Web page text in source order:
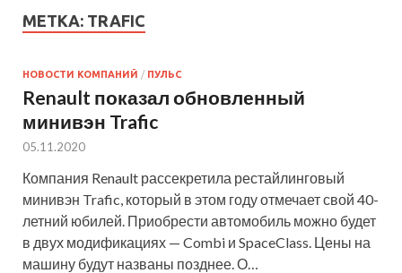
МЕТКА: TRAFIC
НОВОСТИ КОМПАНИЙ / ПУЛЬС
Renault показал обновленный
минивэн Trafic
05.11.2020
Компания Renault рассекретила рестайлинговый
минивэн Trafic, который в этом году отмечает свой 40-
летний юбилей. Приобрести автомобиль можно будет
в двух модификациях — Combi и SpaceClass. Цены на
машину будут названы позднее. О…